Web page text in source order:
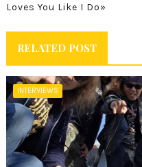
Loves You Like I Do»
RELATED POST
INTERVIEWS